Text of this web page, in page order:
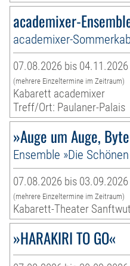
academixer-
academixer-
07.08.2026 bis 04.11.2026
(mehrere Einzeltermine im Zeitraum)
Kabarett academixer
Treff/Ort: Paulaner-Palais
»Auge um Auge,
Ensemble »Die
07.08.2026 bis 03.09.2026
(mehrere Einzeltermine im Zeitraum)
Kabarett-Theater Sanftwut
»HARAKIRI TO GO«